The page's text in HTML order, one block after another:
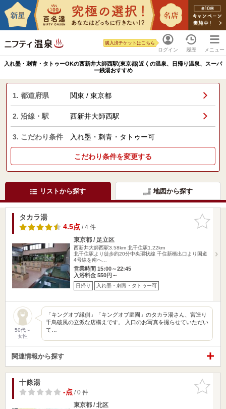
ログイン
購入済チケットはこちら
履歴 メニュー
入れ墨・刺青・タトゥーOKの西新井大師西駅(東京都)近くの温泉、日帰り温泉、スーパ
ー銭湯おすすめ
1. 都道府県 関東 / 東京都
2. 沿線・駅 西新井大師西駅
3. こだわり条件 入れ墨・刺青・タトゥー可
こだわり条件を変更する
リストから探す 地図から探す
お気に入
りに追加
タカラ湯
4.5点/ 4 件
東京都 / 足立区
西新井大師西駅3.58km 北千住駅1.22km
北千住駅より徒歩約20分中央環状線 千住新橋出口より国道
4号線を南へ…
営業時間 15:00～22:45
入浴料金 550円～
日帰り 入れ墨・刺青・タトゥー可
50代～
女性
「キングオブ縁側」「キングオブ庭園」のタカラ湯さん、宮造り
千鳥破風の立派な店構えです。 入口のお写真を撮らせていただい
て…
関連情報から探す
お気に入
りに追加
十條湯
-点/ 0 件
東京都 / 北区